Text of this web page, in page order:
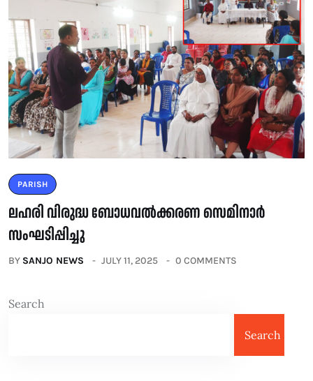
PARISH
ലഹരി വിരുദ്ധ ബോധവൽക്കരണ സെമിനാർ
സംഘടിപ്പിച്ചു
BY SANJO NEWS JULY 11, 2025 0 COMMENTS
Search
Search